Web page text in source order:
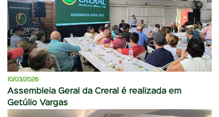
10/03/2026
Assembleia Geral da Creral é realizada em
Getúlio Vargas